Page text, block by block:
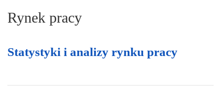
Rynek pracy
Statystyki i analizy rynku pracy